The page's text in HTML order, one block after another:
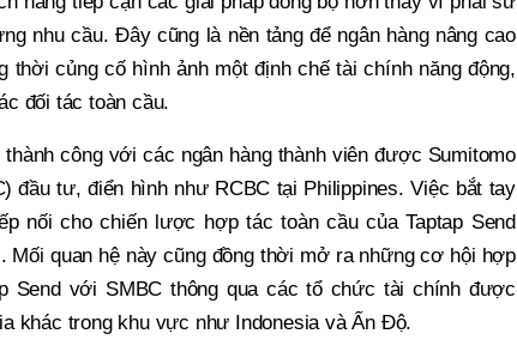
nhu cầu. Đây cũng là nền tảng để ngân hàng nâng cao
thời củng cố hình ảnh một định chế tài chính năng động,
đối tác toàn cầu.
công với các ngân hàng thành viên được Sumitomo
đầu tư, điển hình như RCBC tại Philippines. Việc bắt tay
nối cho chiến lược hợp tác toàn cầu của Taptap Send
Mối quan hệ này cũng đồng thời mở ra những cơ hội hợp
Send với SMBC thông qua các tổ chức tài chính được
khác trong khu vực như Indonesia và Ấn Độ.